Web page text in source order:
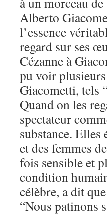
Alberto
l’essence
regard sur ses
Cézanne à
pu voir plusieurs
Giacometti, tels
Quand on les
spectateur
substance. Elles
et des femmes
fois sensible et
condition
célèbre, a dit
“Nous patinons